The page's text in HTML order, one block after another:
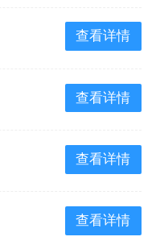
查看详情
查看详情
查看详情
查看详情